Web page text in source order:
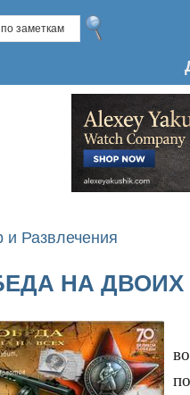
Развлечения
НА ДВОИХ